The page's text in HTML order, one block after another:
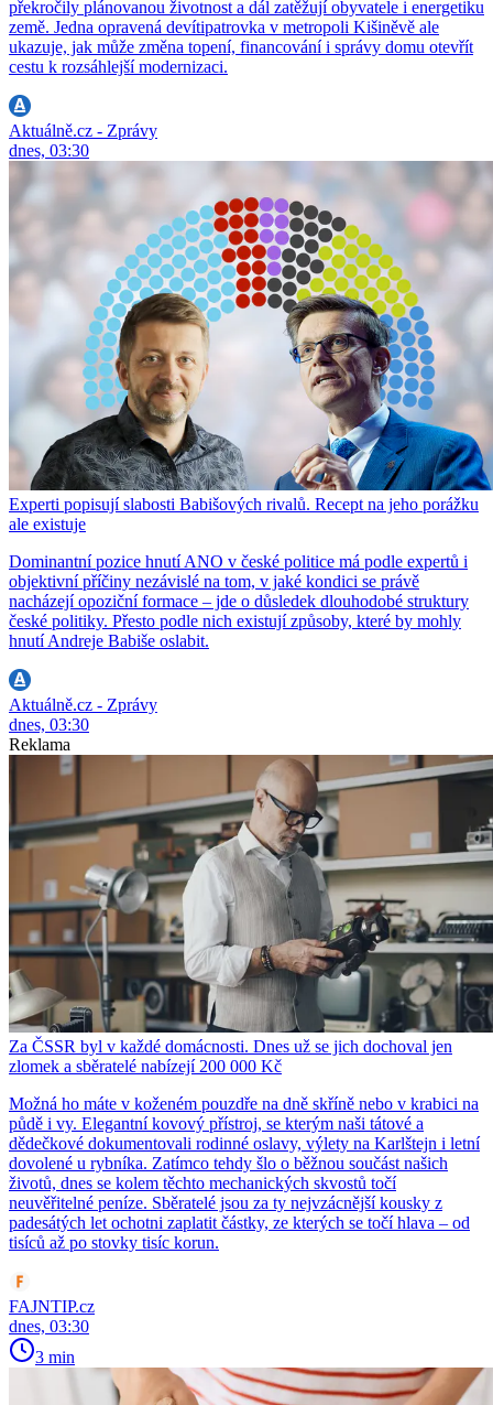
překročily plánovanou životnost a dál zatěžují obyvatele i energetiku
země. Jedna opravená devítipatrovka v metropoli Kišiněvě ale
ukazuje, jak může změna topení, financování i správy domu otevřít
cestu k rozsáhlejší modernizaci.
Aktuálně.cz - Zprávy
dnes, 03:30
Experti popisují slabosti Babišových rivalů. Recept na jeho porážku
ale existuje
Dominantní pozice hnutí ANO v české politice má podle expertů i
objektivní příčiny nezávislé na tom, v jaké kondici se právě
nacházejí opoziční formace – jde o důsledek dlouhodobé struktury
české politiky. Přesto podle nich existují způsoby, které by mohly
hnutí Andreje Babiše oslabit.
Aktuálně.cz - Zprávy
dnes, 03:30
Reklama
Za ČSSR byl v každé domácnosti. Dnes už se jich dochoval jen
zlomek a sběratelé nabízejí 200 000 Kč
Možná ho máte v koženém pouzdře na dně skříně nebo v krabici na
půdě i vy. Elegantní kovový přístroj, se kterým naši tátové a
dědečkové dokumentovali rodinné oslavy, výlety na Karlštejn i letní
dovolené u rybníka. Zatímco tehdy šlo o běžnou součást našich
životů, dnes se kolem těchto mechanických skvostů točí
neuvěřitelné peníze. Sběratelé jsou za ty nejvzácnější kousky z
padesátých let ochotni zaplatit částky, ze kterých se točí hlava – od
tisíců až po stovky tisíc korun.
FAJNTIP.cz
dnes, 03:30
3 min